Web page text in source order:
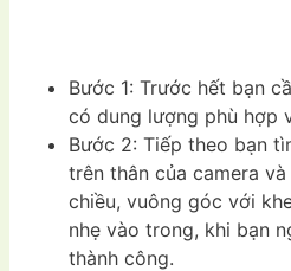
Bước 1: Trước hết bạn
có dung lượng phù hợp
Bước 2: Tiếp theo bạn
trên thân của camera
chiều, vuông góc với
nhẹ vào trong, khi bạn
thành công.